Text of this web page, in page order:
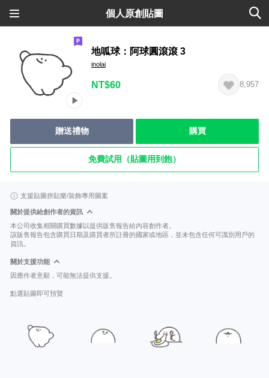
個人原創貼圖
地呱球：阿球圓滾滾 3
inolai
NT$60 8,957
贈送禮物 購買
免費試用（貼圖用到飽）
支援貼圖拼貼樂/裝飾專用圖案
關於提供給創作者的資訊
本公司收集相關購買數據以提供販售報告給內容創作者。
該販售報告包含購買日期及購買者所註冊的國家或地區，並未包含任何可識別用戶的
資訊。
關於支援功能
因應作者意願，可能無法提供支援。
點選貼圖即可預覽